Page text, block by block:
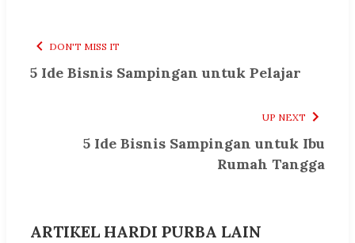
DON'T MISS IT
5 Ide Bisnis Sampingan untuk Pelajar
UP NEXT
5 Ide Bisnis Sampingan untuk Ibu
Rumah Tangga
ARTIKEL HARDI PURBA LAIN